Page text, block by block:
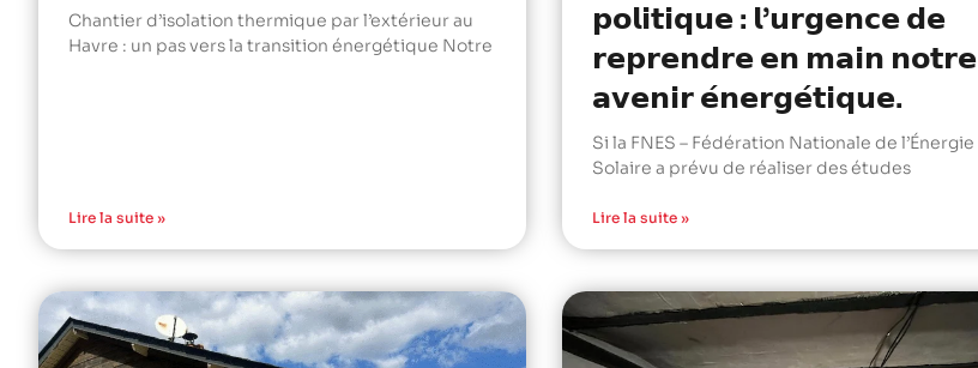
Chantier d’isolation thermique par l’extérieur au
Havre : un pas vers la transition énergétique Notre
Lire la suite »
𝗽𝗼𝗹𝗶𝘁𝗶𝗾𝘂𝗲 : 𝗹’𝘂𝗿𝗴𝗲𝗻𝗰𝗲 𝗱𝗲
𝗿𝗲𝗽𝗿𝗲𝗻𝗱𝗿𝗲 𝗲𝗻 𝗺𝗮𝗶𝗻 𝗻𝗼𝘁𝗿𝗲
𝗮𝘃𝗲𝗻𝗶𝗿 𝗲́𝗻𝗲𝗿𝗴𝗲́𝘁𝗶𝗾𝘂𝗲.
Si la FNES – Fédération Nationale de l’Énergie
Solaire a prévu de réaliser des études
Lire la suite »